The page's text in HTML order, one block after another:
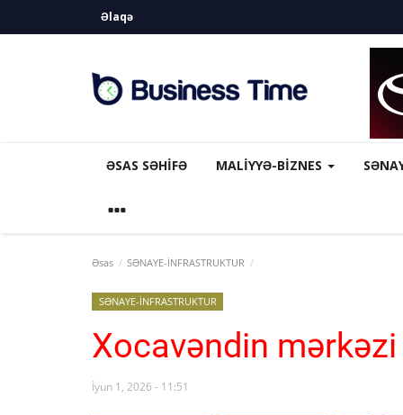
Əlaqə
ƏSAS SƏHIFƏ MALİYYƏ-BİZNES
Əsas SƏNAYE-İNFRASTRUKTUR
SƏNAYE-İNFRASTRUKTUR
Xocavəndin
İyun 1, 2026 - 11:51